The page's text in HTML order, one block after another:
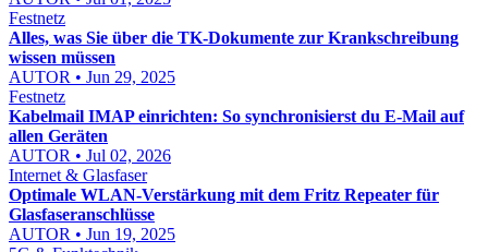
Festnetz
Alles, was Sie über die TK-Dokumente zur Krankschreibung
wissen müssen
AUTOR • Jun 29, 2025
Festnetz
Kabelmail IMAP einrichten: So synchronisierst du E-Mail auf
allen Geräten
AUTOR • Jul 02, 2026
Internet & Glasfaser
Optimale WLAN-Verstärkung mit dem Fritz Repeater für
Glasfaseranschlüsse
AUTOR • Jun 19, 2025